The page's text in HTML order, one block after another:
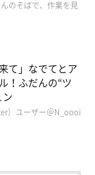
のそばで、作業を見
て」なでてとア
！ふだんの“ツ
ン
）ユーザー＠N_oooi